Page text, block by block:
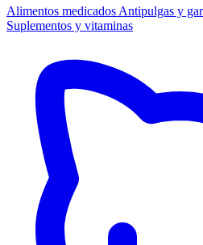
Alimentos medicados Antipulgas y
Suplementos y vitaminas